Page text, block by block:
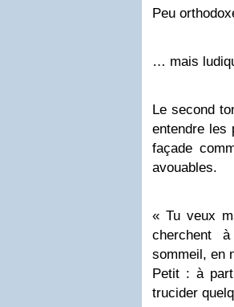
Peu
… mais
Le second
entendre les
façade
avouables.
« Tu veux
cherchent
sommeil, en
Petit : à
trucider